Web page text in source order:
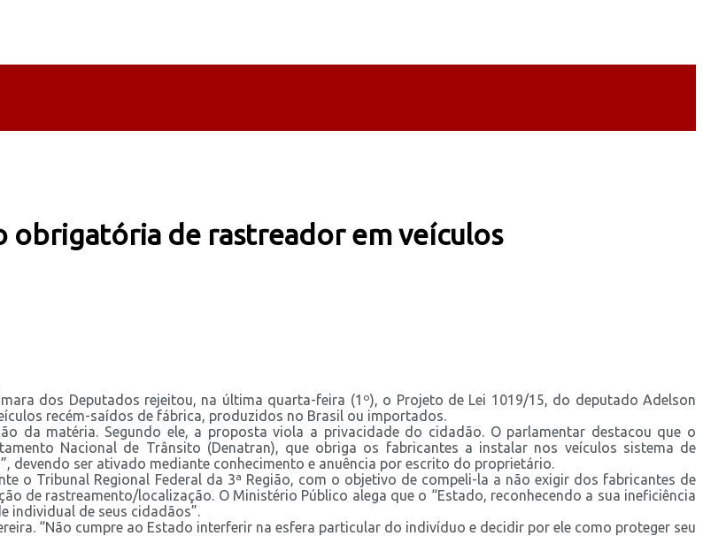
obrigatória de rastreador em veículos
dos Deputados rejeitou, na última quarta-feira (1º), o Projeto de Lei 1019/15, do deputado Adelson
recém-saídos de fábrica, produzidos no Brasil ou importados.
da matéria. Segundo ele, a proposta viola a privacidade do cidadão. O parlamentar destacou que o
Nacional de Trânsito (Denatran), que obriga os fabricantes a instalar nos veículos sistema de
devendo ser ativado mediante conhecimento e anuência por escrito do proprietário.
o Tribunal Regional Federal da 3ª Região, com o objetivo de compeli-la a não exigir dos fabricantes de
de rastreamento/localização. O Ministério Público alega que o “Estado, reconhecendo a sua ineficiência
individual de seus cidadãos”.
“Não cumpre ao Estado interferir na esfera particular do indivíduo e decidir por ele como proteger seu